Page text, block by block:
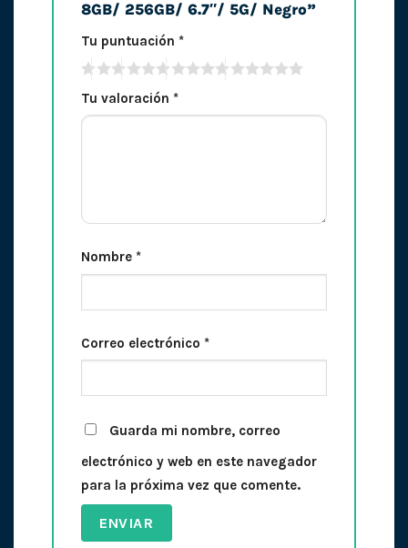
8GB/ 256GB/ 6.7″/ 5G/ Negro”
Tu puntuación *
Tu valoración *
Nombre *
Correo electrónico *
Guarda mi nombre, correo
electrónico y web en este navegador
para la próxima vez que comente.